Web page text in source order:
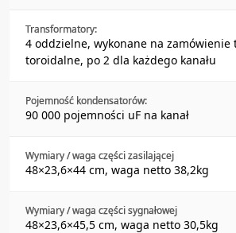
Transformatory:
4 oddzielne, wykonane na
toroidalne, po 2 dla każdego kanału
Pojemność kondensatorów:
90 000 pojemności uF na kanał
Wymiary / waga części zasilającej
48×23,6×44 cm, waga netto 38,2kg
Wymiary / waga części sygnałowej
48×23,6×45,5 cm, waga netto 30,5kg